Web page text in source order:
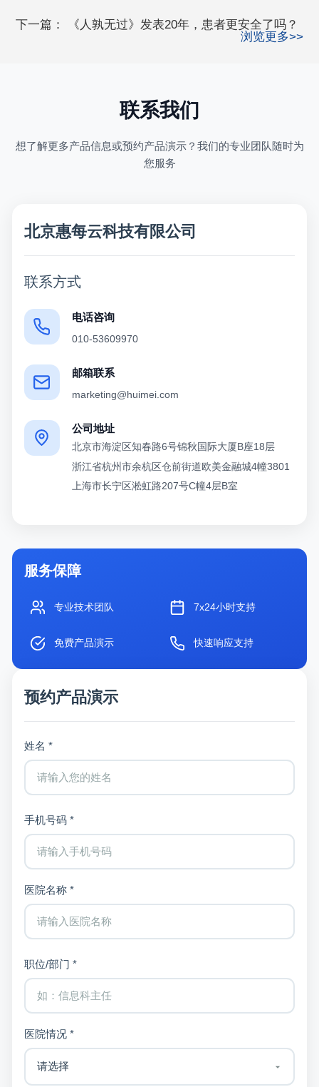
下一篇：
《人孰无过》发表20年，患者更安全了吗？
浏览更多>>
联系我们
想了解更多产品信息或预约产品演示？我们的专业团队随时为
您服务
北京惠每云科技有限公司
联系方式
电话咨询
010-53609970
邮箱联系
marketing@huimei.com
公司地址
北京市海淀区知春路6号锦秋国际大厦B座18层
浙江省杭州市余杭区仓前街道欧美金融城4幢3801
上海市长宁区淞虹路207号C幢4层B室
服务保障
专业技术团队 7x24小时支持
免费产品演示 快速响应支持
预约产品演示
姓名 *
手机号码 *
医院名称 *
职位/部门 *
医院情况 *